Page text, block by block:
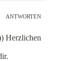
ANTWORTEN
Herzlichen